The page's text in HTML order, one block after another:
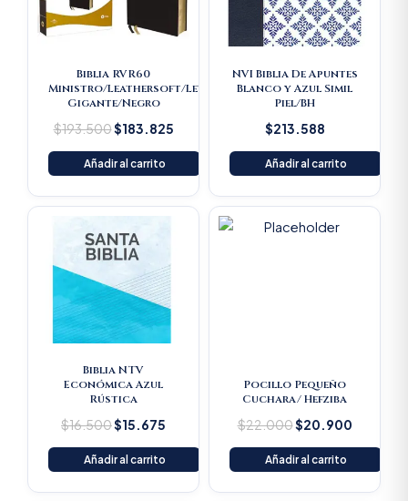
Biblia RVR60
Ministro/Leathersoft/Letra
Gigante/Negro
$193.500$183.825
Añadir al carrito
NVI Biblia De Apuntes
Blanco y Azul Simil
Piel/BH
$213.588
Añadir al carrito
Biblia NTV
Económica Azul
Rústica
$16.500
Original
price
was:
$16.500.
$15.675
Current
$15.675.
Añadir al carrito
Pocillo Pequeño
Cuchara/ Hefziba
$22.000
price
$20.900
Current
Añadir al carrito